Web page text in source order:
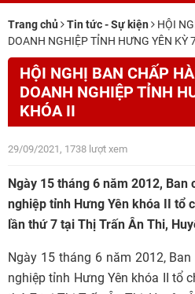
Trang chủ Tin tức - Sự kiện
HỘI
DOANH NGHIỆP TỈNH HƯNG YÊN KỲ
HỘI NGHỊ BAN CHẤP
DOANH NGHIỆP TỈNH
KHÓA II
29/09/2021, 1738 lượt xem
Ngày 15 tháng 6 năm 2012, Ban
nghiệp tỉnh Hưng Yên khóa II tổ
lần thứ 7 tại Thị Trấn Ân Thi,
Ngày 15 tháng 6 năm 2012,
nghiệp tỉnh Hưng Yên khóa II tổ